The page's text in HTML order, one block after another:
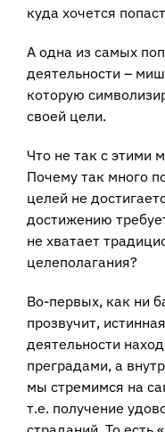
куда хочется
А одна из самых
деятельности –
которую
своей цели.
Что не так с этими
Почему так много
целей не
достижению
не хватает
целеполагания?
Во-первых, как ни
прозвучит,
деятельности
преградами, а
мы стремимся на
т.е. получение